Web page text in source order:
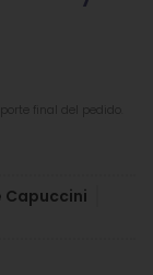
final del pedido.
Capuccini